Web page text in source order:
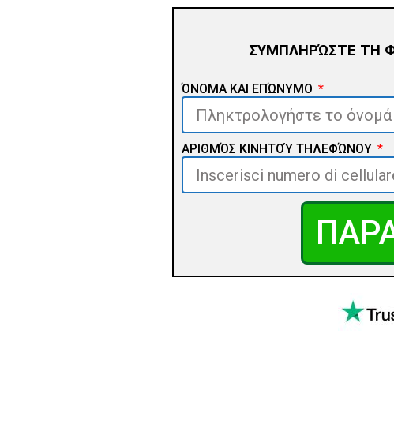
ΣΥΜΠΛΗΡΏΣΤΕ ΤΗ
ΌΝΟΜΑ ΚΑΙ ΕΠΏΝΥΜΟ
ΑΡΙΘΜΌΣ ΚΙΝΗΤΟΎ ΤΗΛΕΦΏΝΟΥ